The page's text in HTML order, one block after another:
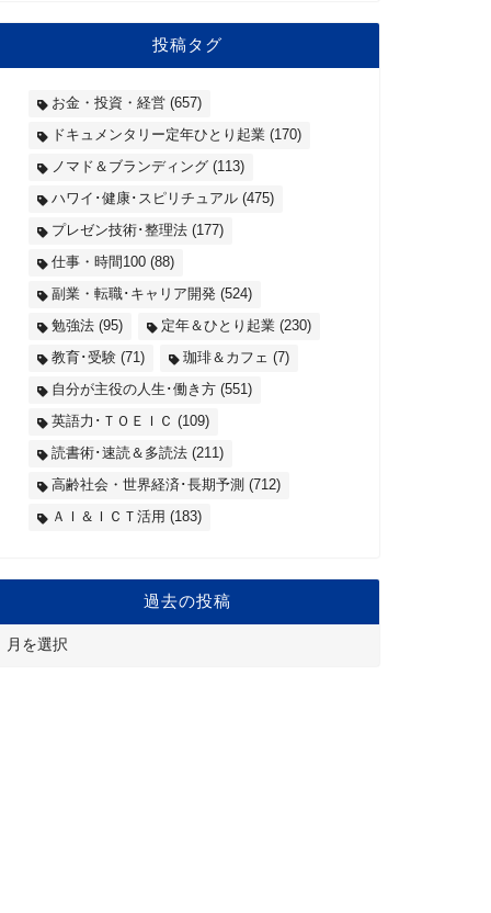
投稿タグ
お金・投資・経営(657)
ドキュメンタリー定年ひとり起業(170)
ノマド＆ブランディング(113)
ハワイ･健康･スピリチュアル(475)
プレゼン技術･整理法(177)
仕事・時間100(88)
副業・転職･キャリア開発(524)
勉強法(95) 定年＆ひとり起業(230)
教育･受験(71) 珈琲＆カフェ (7)
自分が主役の人生･働き方(551)
英語力･ＴＯＥＩＣ (109)
読書術･速読＆多読法(211)
高齢社会・世界経済･長期予測 (712)
ＡＩ＆ＩＣＴ活用 (183)
過去の投稿